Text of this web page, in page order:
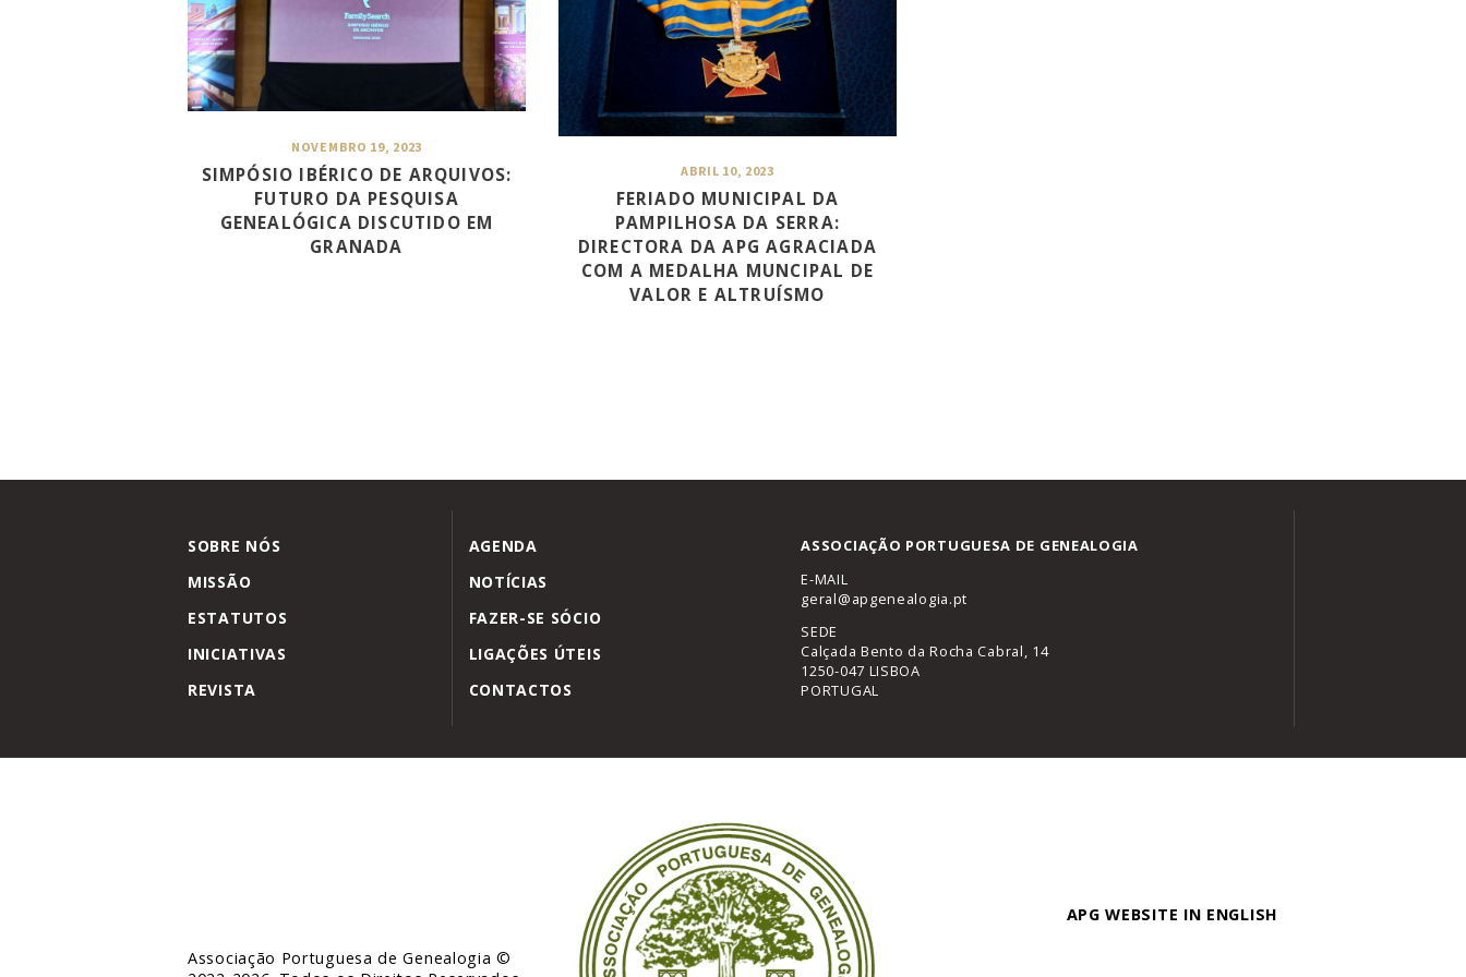
NOVEMBRO 19, 2023
SIMPÓSIO IBÉRICO DE ARQUIVOS:
FUTURO DA PESQUISA
GENEALÓGICA DISCUTIDO EM
GRANADA
ABRIL 10, 2023
FERIADO MUNICIPAL DA
PAMPILHOSA DA SERRA:
DIRECTORA DA APG AGRACIADA
COM A MEDALHA MUNCIPAL DE
VALOR E ALTRUÍSMO
SOBRE NÓS
MISSÃO
ESTATUTOS
INICIATIVAS
REVISTA
AGENDA
NOTÍCIAS
FAZER-SE SÓCIO
LIGAÇÕES ÚTEIS
CONTACTOS
ASSOCIAÇÃO PORTUGUESA DE GENEALOGIA
E-MAIL
geral@apgenealogia.pt
SEDE
Calçada Bento da Rocha Cabral, 14
1250-047 LISBOA
PORTUGAL
Associação Portuguesa de Genealogia©
APG WEBSITE IN ENGLISH